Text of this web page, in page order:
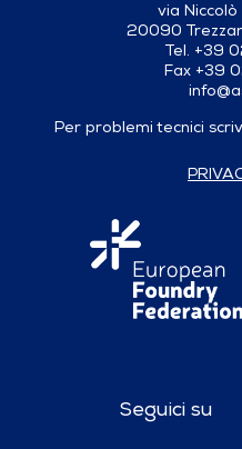
via
20090
Tel. +39
Fax +39
Per problemi tecnici
Seguici su